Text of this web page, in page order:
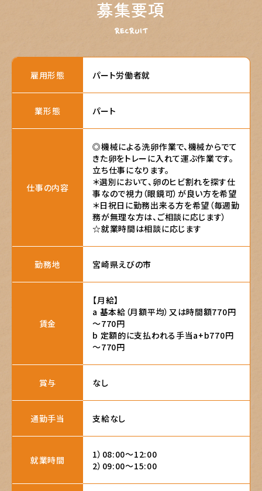
募集要項
RECRUIT
雇用形態 パート労働者就
業形態 パート
仕事の内容
◎機械による洗卵作業で、機械からでて
きた卵をトレーに入れて運ぶ作業です。
立ち仕事になります。
＊選別において、卵のヒビ割れを探す仕
事なので視力（眼鏡可）が良い方を希望
＊日祝日に勤務出来る方を希望（毎週勤
務が無理な方は、ご相談に応じます）
☆就業時間は相談に応じます
勤務地 宮崎県えびの市
賃金
【月給】
a 基本給（月額平均）又は時間額770円
～770円
b 定額的に支払われる手当a+b770円
～770円
賞与 なし
通勤手当 支給なし
就業時間
1）08:00～12:00
2）09:00～15:00